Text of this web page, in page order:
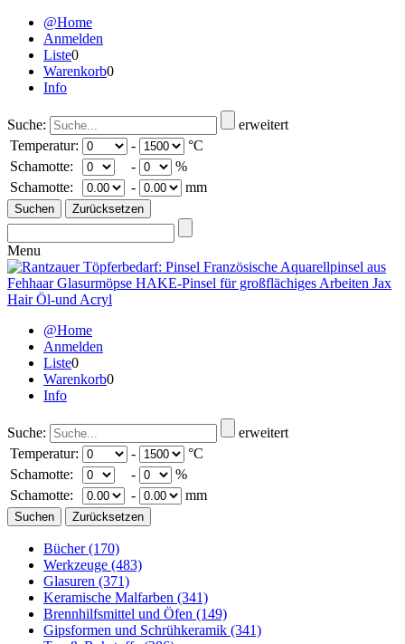
@Home
Anmelden
Liste0
Warenkorb0
Info
Suche:
erweitert
Temperatur:
-
°C
Schamotte:
-
%
Schamotte:
- mm
Menu
@Home
Anmelden
Liste0
Warenkorb0
Info
Suche:
erweitert
Temperatur:
-
°C
Schamotte:
-
%
Schamotte:
- mm
Bücher(170)
Werkzeuge (483)
Glasuren (371)
Keramische Malfarben (341)
Brennhilfsmittel und Öfen (149)
Gipsformen und Schrühkeramik (341)